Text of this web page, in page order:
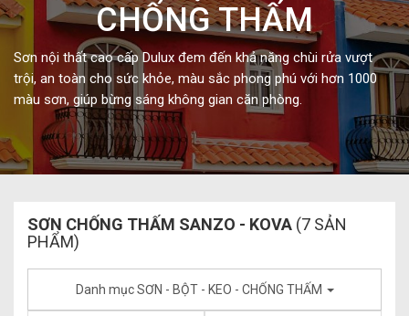
CHỐNG THẤM
Sơn nội thất cao cấp Dulux đem đến khả năng chùi rửa vượt
trội, an toàn cho sức khỏe, màu sắc phong phú với hơn 1000
màu sơn, giúp bừng sáng không gian căn phòng.
SƠN CHỐNG THẤM SANZO - KOVA (7 SẢN
PHẨM)
Danh mục SƠN - BỘT - KEO - CHỐNG THẤM